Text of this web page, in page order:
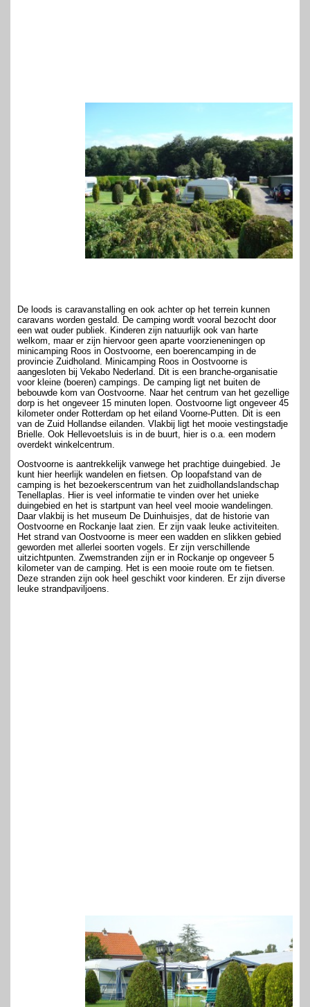
De loods is caravanstalling en ook achter op het terrein kunnen
caravans worden gestald. De camping wordt vooral bezocht door
een wat ouder publiek. Kinderen zijn natuurlijk ook van harte
welkom, maar er zijn hiervoor geen aparte voorzieneningen op
minicamping Roos in Oostvoorne, een boerencamping in de
provincie Zuidholand. Minicamping Roos in Oostvoorne is
aangesloten bij Vekabo Nederland. Dit is een branche-organisatie
voor kleine (boeren) campings. De camping ligt net buiten de
bebouwde kom van Oostvoorne. Naar het centrum van het gezellige
dorp is het ongeveer 15 minuten lopen. Oostvoorne ligt ongeveer 45
kilometer onder Rotterdam op het eiland Voorne-Putten. Dit is een
van de Zuid Hollandse eilanden. Vlakbij ligt het mooie vestingstadje
Brielle. Ook Hellevoetsluis is in de buurt, hier is o.a. een modern
overdekt winkelcentrum.
Oostvoorne is aantrekkelijk vanwege het prachtige duingebied. Je
kunt hier heerlijk wandelen en fietsen. Op loopafstand van de
camping is het bezoekerscentrum van het zuidhollandslandschap
Tenellaplas. Hier is veel informatie te vinden over het unieke
duingebied en het is startpunt van heel veel mooie wandelingen.
Daar vlakbij is het museum De Duinhuisjes, dat de historie van
Oostvoorne en Rockanje laat zien. Er zijn vaak leuke activiteiten.
Het strand van Oostvoorne is meer een wadden en slikken gebied
geworden met allerlei soorten vogels. Er zijn verschillende
uitzichtpunten. Zwemstranden zijn er in Rockanje op ongeveer 5
kilometer van de camping. Het is een mooie route om te fietsen.
Deze stranden zijn ook heel geschikt voor kinderen. Er zijn diverse
leuke strandpaviljoens.